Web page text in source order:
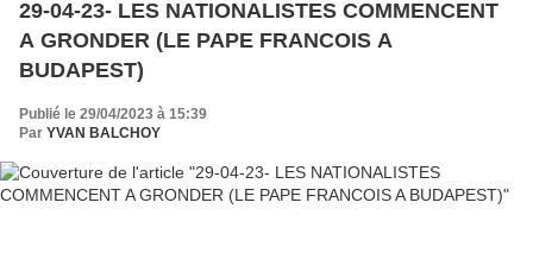
29-04-23- LES NATIONALISTES COMMENCENT
A GRONDER (LE PAPE FRANCOIS A
BUDAPEST)
Publié le 29/04/2023 à 15:39
Par YVAN BALCHOY